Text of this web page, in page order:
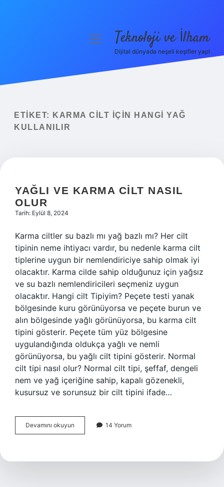
Yasal Uyarı
menüyüTeknoloji ve İlham
Dijital dünyada neşeli keşifler yap!
ETIKET:
KARMA CILT IÇIN HANGI YAĞ
KULLANILIR
YAĞLI VE KARMA CILT NASIL
OLUR
Tarih: Eylül 8, 2024
Karma ciltler su bazlı mı yağ bazlı mı? Her cilt
tipinin neme ihtiyacı vardır, bu nedenle karma cilt
tiplerine uygun bir nemlendiriciye sahip olmak iyi
olacaktır. Karma cilde sahip olduğunuz için yağsız
ve su bazlı nemlendiricileri seçmeniz uygun
olacaktır. Hangi cilt Tipiyim? Peçete testi yanak
bölgesinde kuru görünüyorsa ve peçete burun ve
alın bölgesinde yağlı görünüyorsa, bu karma cilt
tipini gösterir. Peçete tüm yüz bölgesine
uygulandığında oldukça yağlı ve nemli
görünüyorsa, bu yağlı cilt tipini gösterir. Normal
cilt tipi nasıl olur? Normal cilt tipi, şeffaf, dengeli
nem ve yağ içeriğine sahip, kapalı gözenekli,
kusursuz ve sorunsuz bir cilt tipini ifade…
Devamını okuyun
Ve
Nasıl
14 Yorum